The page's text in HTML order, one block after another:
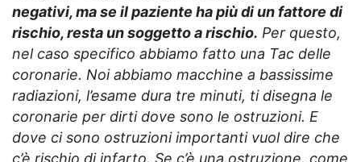
negativi, ma se il paziente ha più di un fattore di
rischio, resta un soggetto a rischio. Per questo,
nel caso specifico abbiamo fatto una Tac delle
coronarie. Noi abbiamo macchine a bassissime
radiazioni, l’esame dura tre minuti, ti disegna le
coronarie per dirti dove sono le ostruzioni. E
dove ci sono ostruzioni importanti vuol dire che